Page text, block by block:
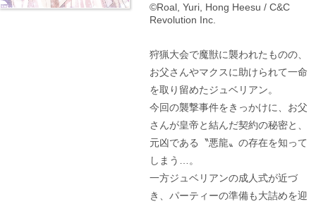
©Roal, Yuri, Hong Heesu / C&C
Revolution Inc.
狩猟大会で魔獣に襲われたものの、
お父さんやマクスに助けられて一命
を取り留めたジュベリアン。
今回の襲撃事件をきっかけに、お父
さんが皇帝と結んだ契約の秘密と、
元凶である〝悪龍〟の存在を知って
しまう…。
一方ジュベリアンの成人式が近づ
き、パーティーの準備も大詰めを迎